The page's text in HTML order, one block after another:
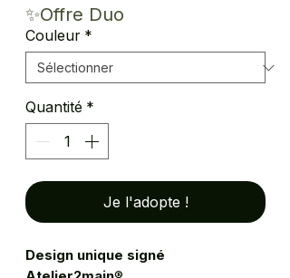
✨Offre Duo
Couleur *
Quantité *
Je l'adopte !
Design unique signé